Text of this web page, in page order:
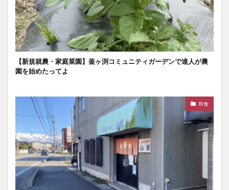
【新規就農・家庭菜園】釜ヶ渕コミュニティガーデンで達人が農
園を始めたってよ
和食